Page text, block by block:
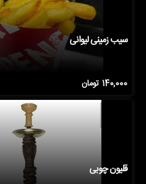
سیب زمینی لیوانی
140,000 تومان
قلیون چوبی